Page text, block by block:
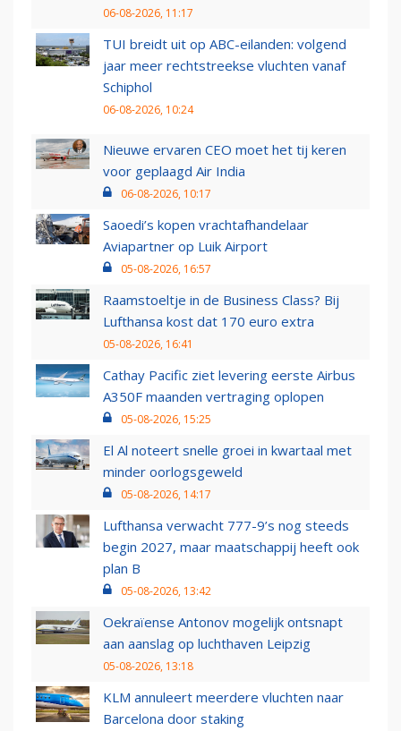
06-08-2026, 11:17
TUI breidt uit op ABC-eilanden: volgend
jaar meer rechtstreekse vluchten vanaf
Schiphol
06-08-2026, 10:24
Nieuwe ervaren CEO moet het tij keren
voor geplaagd Air India
06-08-2026, 10:17
Saoedi’s kopen vrachtafhandelaar
Aviapartner op Luik Airport
05-08-2026, 16:57
Raamstoeltje in de Business Class? Bij
Lufthansa kost dat 170 euro extra
05-08-2026, 16:41
Cathay Pacific ziet levering eerste Airbus
A350F maanden vertraging oplopen
05-08-2026, 15:25
El Al noteert snelle groei in kwartaal met
minder oorlogsgeweld
05-08-2026, 14:17
Lufthansa verwacht 777-9’s nog steeds
begin 2027, maar maatschappij heeft ook
plan B
05-08-2026, 13:42
Oekraïense Antonov mogelijk ontsnapt
aan aanslag op luchthaven Leipzig
05-08-2026, 13:18
KLM annuleert meerdere vluchten naar
Barcelona door staking